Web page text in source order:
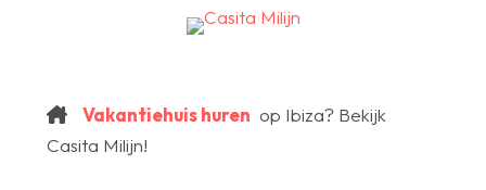
Vakantiehuis huren op Ibiza? Bekijk
Casita Milijn!